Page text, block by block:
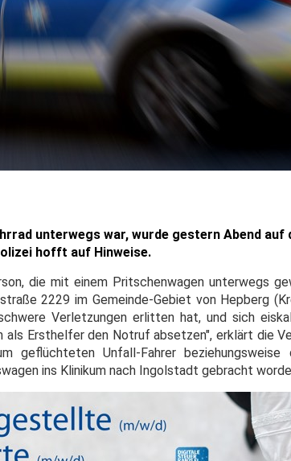
unterwegs war, wurde gestern Abend
hofft auf Hinweise.
die mit einem Pritschenwagen unterwegs
2229 im Gemeinde-Gebiet von Hepberg
Verletzungen erlitten hat, und sich
als Ersthelfer den Notruf absetzen", erklärt die
geflüchteten Unfall-Fahrer
ins Klinikum nach Ingolstadt gebracht